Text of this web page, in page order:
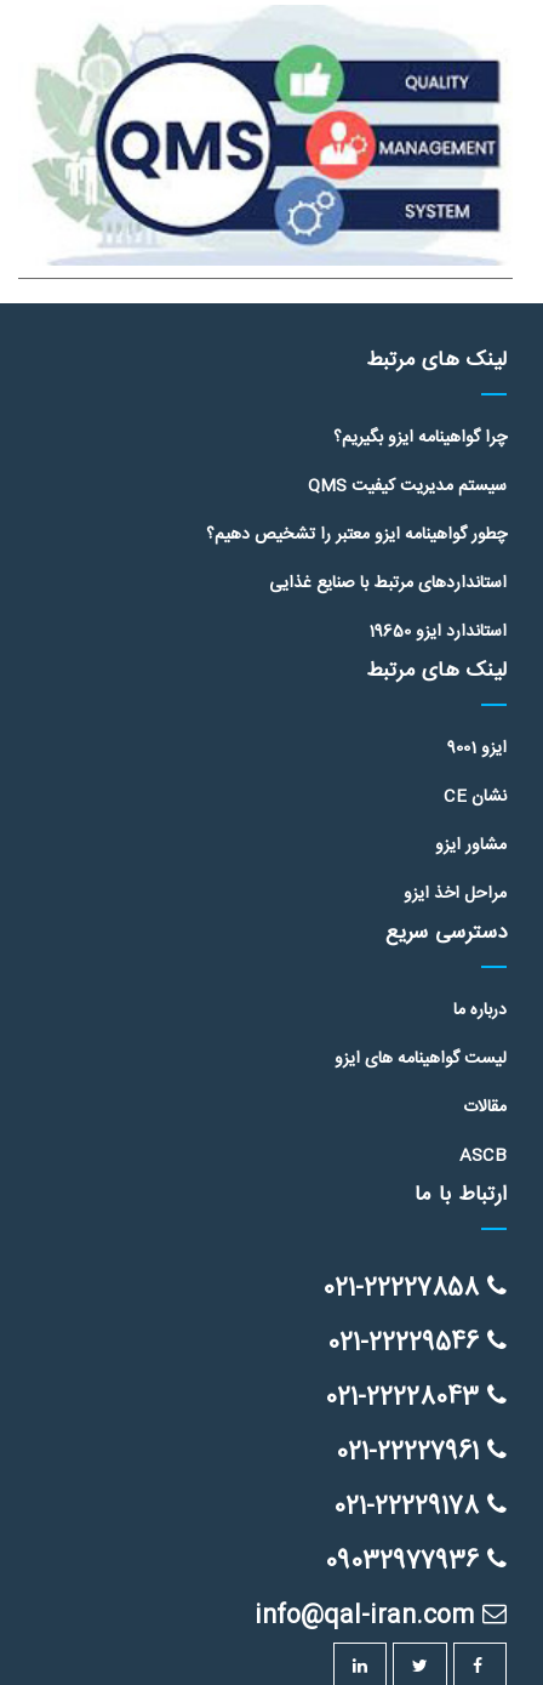
داشته باشد و همچنین از توانایی شما برای برنده شدن در قراردادها در
بخش های دولتی و خصوصی پشتیبانی کند. سیستم مدیریت کیفیت
QMS یک روش شناخته شده جهانی برای اطمینان بخشیدن به مشتریان
بالقوه است که میتوانید به اهداف و مقاصد آنها برسید.
لینک های مرتبط
چرا گواهینامه ایزو بگیریم؟
سیستم مدیریت کیفیت QMS
چطور گواهینامه ایزو معتبر را تشخیص دهیم؟
استانداردهای مرتبط با صنایع غذایی
استاندارد ایزو 19650
لینک های مرتبط
ایزو 9001
نشان CE
مشاور ایزو
مراحل اخذ ایزو
دسترسی سریع
درباره ما
لیست گواهینامه های ایزو
مقالات
ASCB
ارتباط با ما
021-22227858
021-22229546
021-22228043
021-22227961
021-22229178
09032977936
info@qal-iran.com